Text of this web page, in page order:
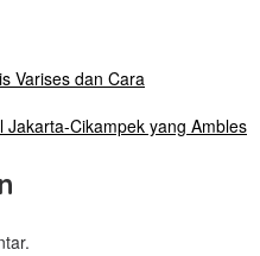
Varises dan Cara
Jakarta-Cikampek yang Ambles